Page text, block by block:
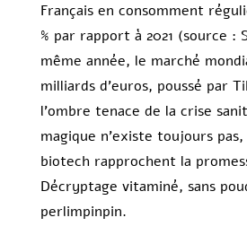
Français en consomment
% par rapport à 2021 (source :
même année, le marché
milliards d’euros, poussé par
l’ombre tenace de la crise
magique n’existe toujours
biotech rapprochent la
Décryptage vitaminé, sans
perlimpinpin.